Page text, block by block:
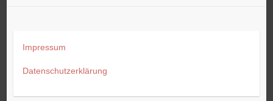
Impressum
Datenschutzerklärung